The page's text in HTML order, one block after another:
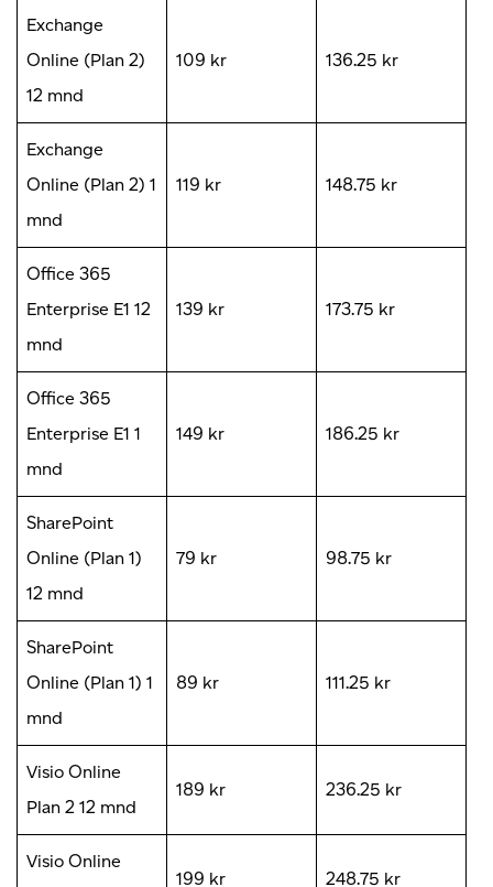
Exchange
Online (Plan 2)
12 mnd
109 kr 136.25 kr
Exchange
Online (Plan 2) 1
mnd
119 kr 148.75 kr
Office 365
Enterprise E1 12
mnd
139 kr 173.75 kr
Office 365
Enterprise E1 1
mnd
149 kr 186.25 kr
SharePoint
Online (Plan 1)
12 mnd
79 kr 98.75 kr
SharePoint
Online (Plan 1) 1
mnd
89 kr 111.25 kr
Visio Online
Plan 2 12 mnd
189 kr 236.25 kr
Visio Online
199 kr 248.75 kr